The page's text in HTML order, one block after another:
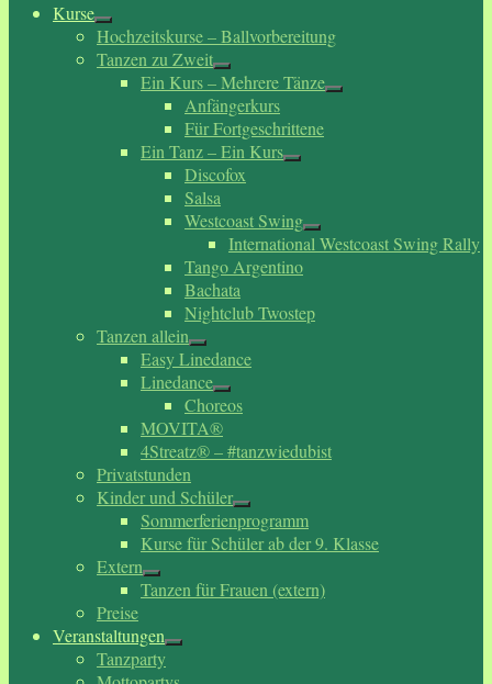
Kurse
Hochzeitskurse – Ballvorbereitung
Tanzen zu Zweit
Ein Kurs – Mehrere Tänze
Anfängerkurs
Für Fortgeschrittene
Ein Tanz – Ein Kurs
Discofox
Salsa
Westcoast Swing
International Westcoast Swing Rally
Tango Argentino
Bachata
Nightclub Twostep
Tanzen allein
Easy Linedance
Linedance
Choreos
MOVITA®
4Streatz® – #tanzwiedubist
Privatstunden
Kinder und Schüler
Sommerferienprogramm
Kurse für Schüler ab der 9. Klasse
Extern
Tanzen für Frauen (extern)
Preise
Veranstaltungen
Tanzparty